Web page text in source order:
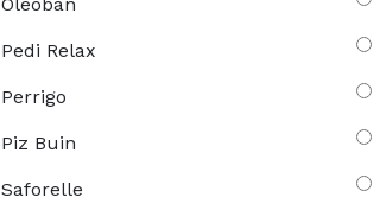
Pedi Relax
Perrigo
Piz Buin
Saforelle